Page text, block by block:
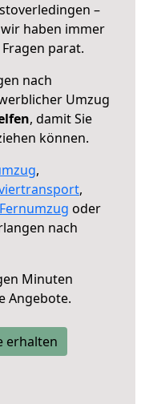
–
haben immer
parat.
nach
Umzug
, damit Sie
können.
,
,
Fernumzug oder
nach
Minuten
Angebote.
erhalten